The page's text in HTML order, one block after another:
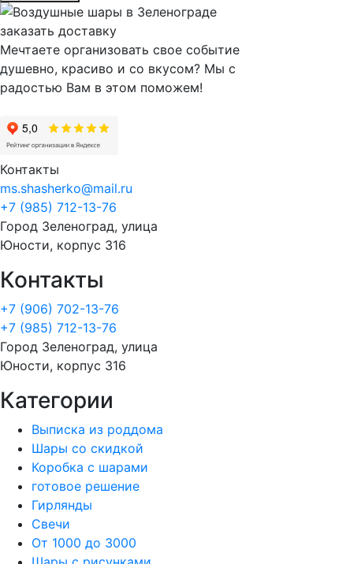
Мечтаете организовать свое событие
душевно, красиво и со вкусом? Мы с
радостью Вам в этом поможем!
Контакты
ms.shasherko@mail.ru
+7 (985) 712-13-76
Город Зеленоград, улица
Юности, корпус 316
Контакты
+7 (906) 702-13-76
+7 (985) 712-13-76
Город Зеленоград, улица
Юности, корпус 316
Категории
Выписка из роддома
Шары со скидкой
Коробка с шарами
готовое решение
Гирлянды
Свечи
От 1000 до 3000